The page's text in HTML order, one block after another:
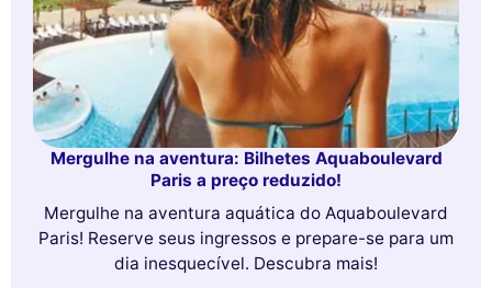
Mergulhe na aventura: Bilhetes Aquaboulevard
Paris a preço reduzido!
Mergulhe na aventura aquática do Aquaboulevard
Paris! Reserve seus ingressos e prepare-se para um
dia inesquecível. Descubra mais!